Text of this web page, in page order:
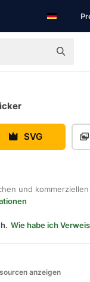
SVG
und
Wie habe ich
anzeigen